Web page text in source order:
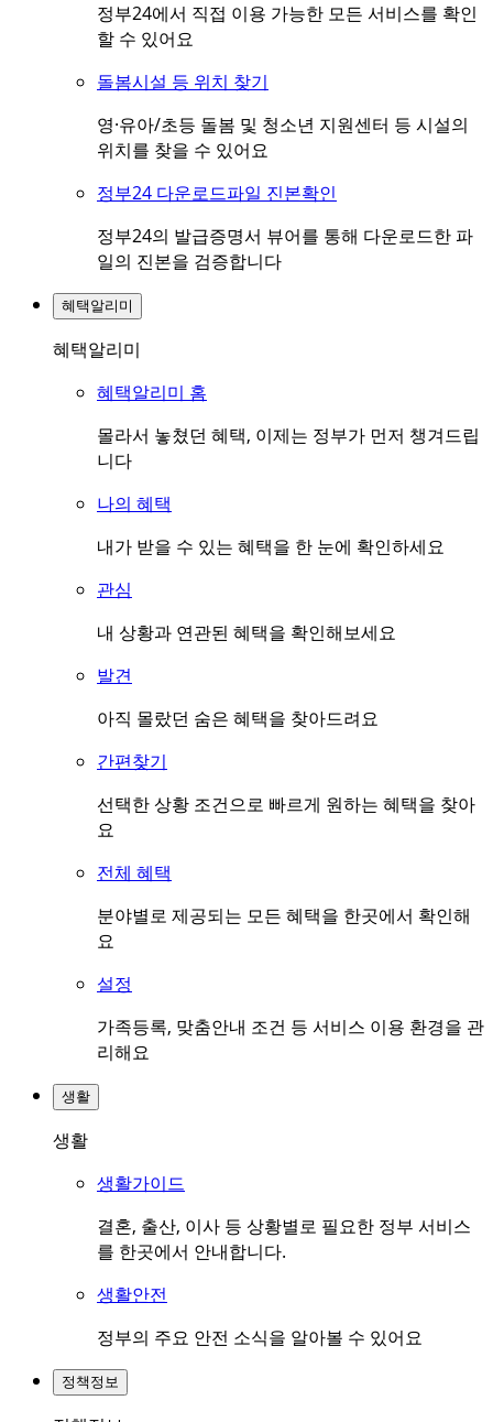
정부24에서 직접 이용 가능한 모든 서비스를 확인
할 수 있어요
돌봄시설 등 위치 찾기
영·유아/초등 돌봄 및 청소년 지원센터 등 시설의
위치를 찾을 수 있어요
정부24 다운로드파일 진본확인
정부24의 발급증명서 뷰어를 통해 다운로드한 파
일의 진본을 검증합니다
혜택알리미
혜택알리미
혜택알리미 홈
몰라서 놓쳤던 혜택, 이제는 정부가 먼저 챙겨드립
니다
나의 혜택
내가 받을 수 있는 혜택을 한 눈에 확인하세요
관심
내 상황과 연관된 혜택을 확인해보세요
발견
아직 몰랐던 숨은 혜택을 찾아드려요
간편찾기
선택한 상황 조건으로 빠르게 원하는 혜택을 찾아
요
전체 혜택
분야별로 제공되는 모든 혜택을 한곳에서 확인해
요
설정
가족등록, 맞춤안내 조건 등 서비스 이용 환경을 관
리해요
생활
생활
생활가이드
결혼, 출산, 이사 등 상황별로 필요한 정부 서비스
를 한곳에서 안내합니다.
생활안전
정부의 주요 안전 소식을 알아볼 수 있어요
정책정보